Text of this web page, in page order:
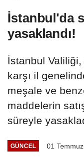
İstanbul'da
yasaklandı!
İstanbul Valiliği,
karşı il
meşale ve
maddelerin
süreyle
GÜNCEL 01